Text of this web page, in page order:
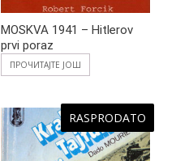
MOSKVA 1941 – Hitlerov
prvi poraz
ПРОЧИТАЈТЕ ЈОШ
RASPRODATO